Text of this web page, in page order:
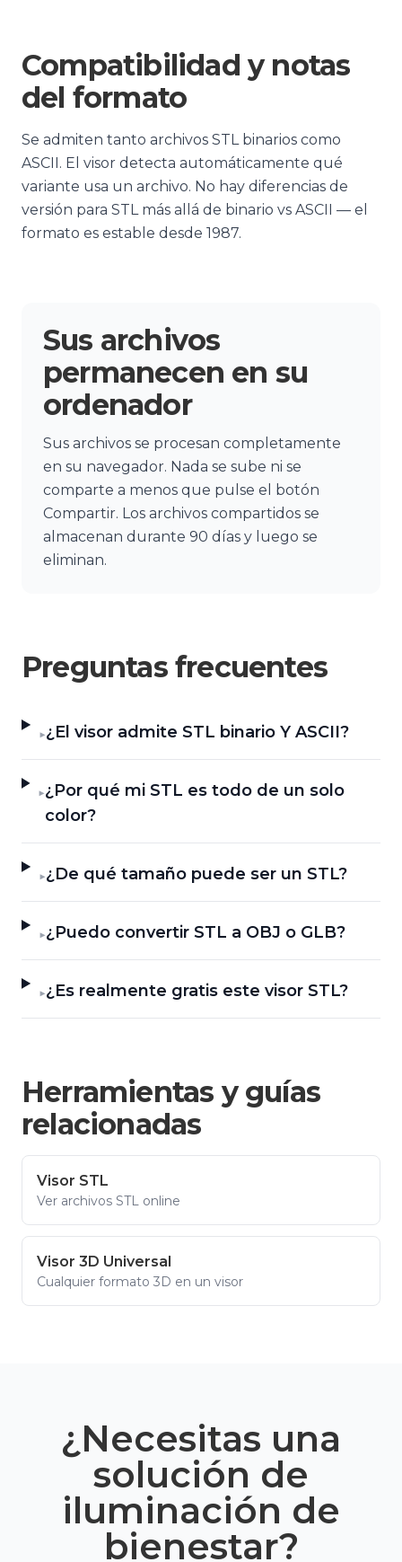
Compatibilidad y notas
del formato
Se admiten tanto archivos STL binarios como
ASCII. El visor detecta automáticamente qué
variante usa un archivo. No hay diferencias de
versión para STL más allá de binario vs ASCII — el
formato es estable desde 1987.
Sus archivos
permanecen en su
ordenador
Sus archivos se procesan completamente
en su navegador. Nada se sube ni se
comparte a menos que pulse el botón
Compartir. Los archivos compartidos se
almacenan durante 90 días y luego se
eliminan.
Preguntas frecuentes
▶¿El visor admite STL binario Y ASCII?
▶¿Por qué mi STL es todo de un solo
color?
▶¿De qué tamaño puede ser un STL?
▶¿Puedo convertir STL a OBJ o GLB?
▶¿Es realmente gratis este visor STL?
Herramientas y guías
relacionadas
Visor STL
Ver archivos STL online
Visor 3D Universal
Cualquier formato 3D en un visor
¿Necesitas una
solución de
iluminación de
bienestar?